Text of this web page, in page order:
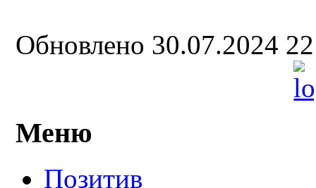
Обновлено 30.07.2024
Меню
Позитив